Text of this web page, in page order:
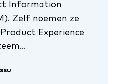
Information
Zelf noemen ze
Experience